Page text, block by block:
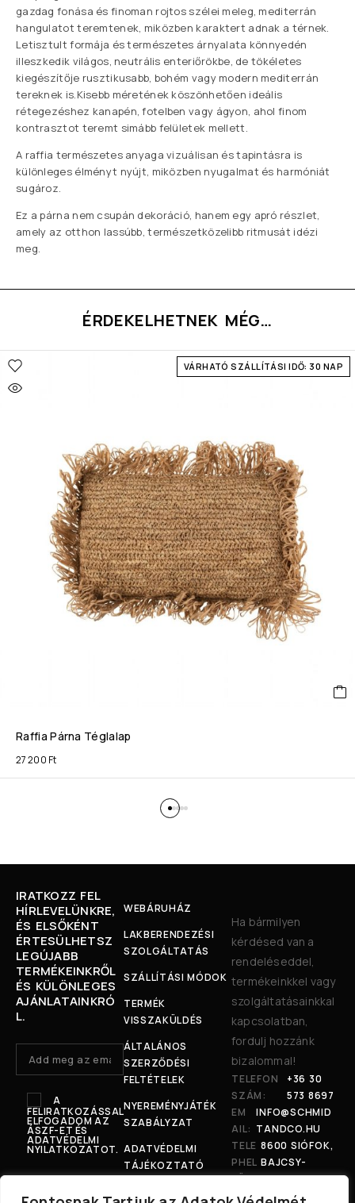
gazdag fonása és finoman rojtos szélei meleg, mediterrán
hangulatot teremtenek, miközben karaktert adnak a térnek.
Letisztult formája és természetes árnyalata könnyedén
illeszkedik világos, neutrális enteriőrökbe, de tökéletes
kiegészítője rusztikusabb, bohém vagy modern mediterrán
tereknek is.Kisebb méretének köszönhetően ideális
rétegezéshez kanapén, fotelben vagy ágyon, ahol finom
kontrasztot teremt simább felületek mellett.
A raffia természetes anyaga vizuálisan és tapintásra is
különleges élményt nyújt, miközben nyugalmat és harmóniát
sugároz.
Ez a párna nem csupán dekoráció, hanem egy apró részlet,
amely az otthon lassúbb, természetközelibb ritmusát idézi
meg.
ÉRDEKELHETNEK MÉG…
VÁRHATÓ SZÁLLÍTÁSI IDŐ: 30 NAP
Raffia Párna Téglalap
27 200 Ft
IRATKOZZ FEL
HÍRLEVELÜNKRE,
ÉS ELSŐKÉNT
ÉRTESÜLHETSZ
LEGÚJABB
TERMÉKEINKRŐL
ÉS KÜLÖNLEGES
AJÁNLATAINKRÓ
L.
A
FELIRATKOZÁSSAL
ELFOGADOM AZ
ÁSZF-ET ÉS
ADATVÉDELMI
NYILATKOZATOT.
WEBÁRUHÁZ
LAKBERENDEZÉSI
SZOLGÁLTATÁS
SZÁLLÍTÁSI MÓDOK
TERMÉK
VISSZAKÜLDÉS
ÁLTALÁNOS
SZERZŐDÉSI
FELTÉTELEK
NYEREMÉNYJÁTÉK
SZABÁLYZAT
ADATVÉDELMI
TÁJÉKOZTATÓ
Ha bármilyen
kérdésed van a
rendeléseddel,
termékeinkkel vagy
szolgáltatásainkkal
kapcsolatban,
fordulj hozzánk
bizalommal!
TELEFON
SZÁM:
+36 30
573 8697
EM
AIL:
INFO@SCHMID
TANDCO.HU
TELE
PHEL
YÜNK
8600 SIÓFOK,
BAJCSY-
ZSILINSZKY U.
207.